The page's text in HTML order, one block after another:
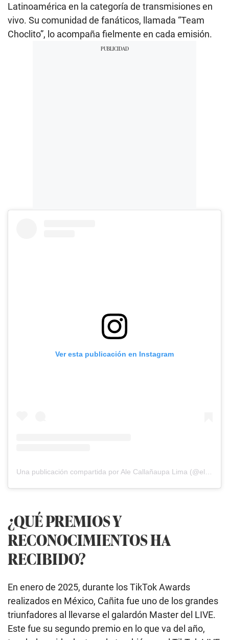
Latinoamérica en la categoría de transmisiones en
vivo. Su comunidad de fanáticos, llamada “Team
Choclito”, lo acompaña fielmente en cada emisión.
Ver esta publicación en Instagram
Una publicación compartida por Ale Callañaupa Lima (@elcanita7w7)
¿QUÉ PREMIOS Y
RECONOCIMIENTOS HA
RECIBIDO?
En enero de 2025, durante los TikTok Awards
realizados en México, Cañita fue uno de los grandes
triunfadores al llevarse el galardón Master del LIVE.
Este fue su segundo premio en lo que va del año,